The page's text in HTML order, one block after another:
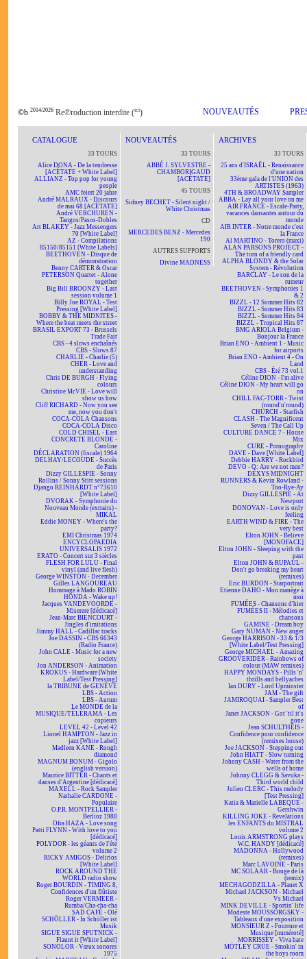
©b 2014/2026 Re℗roduction interdite (ici) NOUVEAUTÉS
CATALOGUE
33 TOURS
Alice DONA - De la tendresse
[ACÉTATE + White Label]
ALLIANZ - Top pop for young
people
AMC feiert 20 jahre
André MALRAUX - Discours
de mai 68 [ACÉTATE]
André VERCHUREN -
Tangos/Pasos-Dobles
Art BLAKEY - Jazz Messengers
70 [White Label]
AZ - Compilations
85150/85151 [White Labels]
BEETHOVEN - Disque de
démonstration
Benny CARTER & Oscar
PETERSON Quartet - Alone
together
Big Bill BROONZY - Last
session volume 1
Billy Joe ROYAL - Test
Pressing [White Label]
BOBBY & THE MIDNITES -
Where the beat meets the street
BRASIL EXPORT 73 - Brussels
Trade Fair
CBS - 4 slows enchaînés
CBS - Slows 87
CHARLIE - Charlie (5)
CHER - Love and
understanding
Chris DE BURGH - Flying
colours
Christine McVIE - Love will
show us how
Cliff RICHARD - Now you see
me, now you don't
COCA-COLA Chansons
COCA-COLA Disco
COLD CHISEL - East
CONCRETE BLONDE -
Caroline
DÉCLARATION (fiscale) 1964
DELHAY/LECOUDE - Succès
de Paris
Dizzy GILLESPIE - Sonny
Rollins / Sonny Stitt sessions
Django REINHARDT n°73610
[White Label]
DVORAK - Symphonie du
Nouveau Monde (extraits) -
MIKAL
Eddie MONEY - Where's the
party?
EMI Christmas 1974
ENCYCLOPAEDIA
UNIVERSALIS 1972
ERATO - Concert sur 3 siècles
FLESH FOR LULU - Final
vinyl (and live flesh)
George WINSTON - December
Gilles LANGOUREAU
Hommage à Mado ROBIN
HONDA - Wake up!
Jacques VANDEVOORDE -
Miserere [dédicacé]
Jean-Marc BIENCOURT -
Jingles d'imitations
Jimmy HALL - Cadillac tracks
Joe DASSIN - CBS 66343
(Radio France)
John CALE - Music for a new
society
Jon ANDERSON - Animation
KROKUS - Hardware [White
Label/Test Pressing]
la TRIBUNE de GENÈVE
LBS - Action
LBS - Aurum
Le MONDE de la
MUSIQUE/TÉLÉRAMA - Les
copieurs
LEVEL 42 - Level 42
Lionel HAMPTON - Jazz in
jazz [White Label]
Madleen KANE - Rough
diamond
MAGNUM BONUM - Gigolo
(english version)
Maurice BITTER - Chants et
danses d'Argentine [dédicacé]
MAXELL - Rock Sampler
Nathalie CARDONE -
Populaire
O.P.R. MONTPELLIER -
Berlioz 1988
Ofra HAZA - Love song
Patti FLYNN - With love to you
[dédicacé]
POLYDOR - les géants de l'été
volume 2
RICKY AMIGOS - Delirios
[White Label]
ROCK AROUND THE
WORLD radio show
Roger BOURDIN - TIMING 8,
Confidences d'un flûtiste
Roger VERMEER -
Rumba/Cha-cha-cha
SAD CAFÉ - Olé
SCHÖLLER - In Schöller ist
Musik
SIGUE SIGUE SPUTNICK -
Flaunt it [White Label]
SONOLOR - Vœux sonores
1975
NOUVEAUTÉS
33 TOURS
ABBÉ J. SYLVESTRE -
CHAMBORIGAUD
[ACÉTATE]
45 TOURS
Sidney BECHET - Silent night /
White Christmas
CD
MERCEDES BENZ - Mercedes
190
AUTRES SUPPORTS
Divine MADNESS
ARCHIVES
33 TOURS
25 ans d'ISRAËL - Renaissance
d'une nation
33ème gala de l'UNION des
ARTISTES (1963)
4TH & BROADWAY Sampler
ABBA - Lay all your love on me
AIR FRANCE - Escale-Party,
vacances dansantes autour du
monde
AIR INTER - Notre monde c'est
la France
Al MARTINO - Torero (maxi)
ALAN PARSONS PROJECT -
The turn of a friendly card
ALPHA BLONDY & the Solar
System - Révolution
BARCLAY - Le son de la
rumeur
BEETHOVEN - Symphonies 1
& 2
BIZZL - 12 Sommer Hits 82
BIZZL - Sommer Hits 83
BIZZL - Sommer Hits 84
BIZZL - Tropical Hits 87
BMG ARIOLA Belgium -
Bonjour la France
Brian ENO - Ambient 1 - Music
for airports
Brian ENO - Ambient 4 - On
Land
CBS - Été 73 vol.1
Céline DION - I'm alive
Céline DION - My heart will go
on
CHILL FAC-TORR - Twist
(round'n'round)
CHURCH - Starfish
CLASH - The Magnificent
Seven / The Call Up
CULTURE DANCE 7 - House
Mix
CURE - Pornography
DAVE - Dave [White Label]
Debbie HARRY - Rockbird
DEVO - Q: Are we not men?
DEXYS MIDNIGHT
RUNNERS & Kevin Rowland -
Too-Rye-Ay
Dizzy GILLESPIE - At
Newport
DONOVAN - Love is only
feeling
EARTH WIND & FIRE - The
very best
Elton JOHN - Believe
[MONOFACE]
Elton JOHN - Sleeping with the
past
Elton JOHN & RUPAUL -
Don't go breaking my heart
(remixes)
Eric BURDON - Starportrait
Etienne DAHO - Mon manège à
moi
FUMÉES - Chansons d'hier
FUMÉES II - Mélodies et
chansons
GAMINE - Dream boy
Gary NUMAN - New anger
George HARRISON - 33 & 1/3
[White Label/Test Pressing]
George MICHAEL - Amazing
GROOVERIDER - Rainbows of
colour (MAW remixes)
HAPPY MONDAYS - Pills 'n'
thrills and bellyaches
Ian DURY - Lord Upminster
JAM - The gift
JAMIROQUAI - Sampler Best
of
Janet JACKSON - Got 'til it's
gone
Jean SCHULTHEIS -
Confidence pour confidence
(remixes house)
Joe JACKSON - Stepping out
John HIATT - Slow turning
Johnny CASH - Water from the
wells of home
Johnny CLEGG & Savuka -
Third world child
Julien CLERC - This melody
[Test Pressing]
Katia & Marielle LABEQUE -
Gershwin
KILLING JOKE - Revelations
les ENFANTS du MISTRAL
volume 2
Louis ARMSTRONG plays
W.C. HANDY [dédicacé]
MADONNA - Hollywood
(remixes)
Marc LAVOINE - Paris
MC SOLAAR - Bouge de là
(remix)
MECHAGODZILLA - Planet X
Michael JACKSON - Michael
Vs Michael
MINK DEVILLE - Sportin' life
Modeste MOUSSORGSKY -
Tableaux d'une exposition
MONSIEUR Z - Fourrure et
Musique [numéroté]
MORRISSEY - Viva hate
MÖTLEY CRÜE - Smokin' in
the boys room